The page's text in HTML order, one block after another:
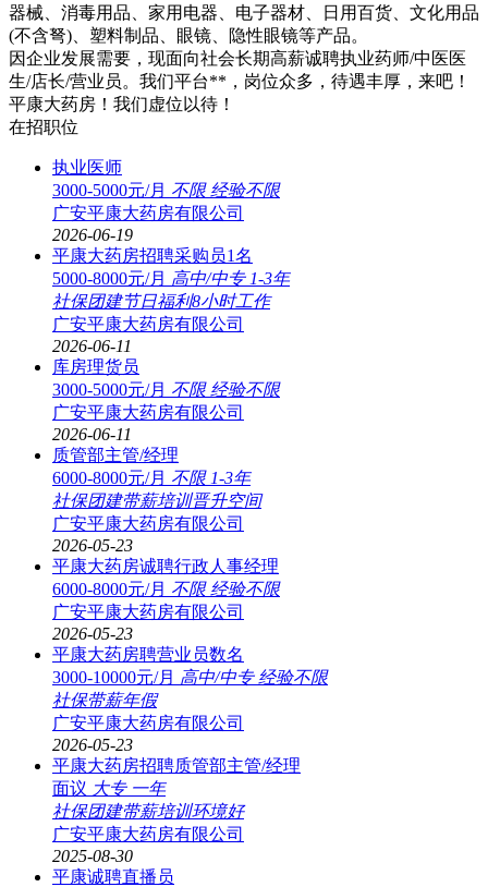
器械、消毒用品、家用电器、电子器材、日用百货、文化用品
(不含弩)、塑料制品、眼镜、隐性眼镜等产品。
因企业发展需要，现面向社会长期高薪诚聘执业药师/中医医
生/店长/营业员。我们平台**，岗位众多，待遇丰厚，来吧！
平康大药房！我们虚位以待！
在招职位
执业医师
3000-5000元/月 不限 经验不限
广安平康大药房有限公司
2026-06-19
平康大药房招聘采购员1名
5000-8000元/月 高中/中专 1-3年
社保团建节日福利8小时工作
广安平康大药房有限公司
2026-06-11
库房理货员
3000-5000元/月 不限 经验不限
广安平康大药房有限公司
2026-06-11
质管部主管/经理
6000-8000元/月 不限 1-3年
社保团建带薪培训晋升空间
广安平康大药房有限公司
2026-05-23
平康大药房诚聘行政人事经理
6000-8000元/月 不限 经验不限
广安平康大药房有限公司
2026-05-23
平康大药房聘营业员数名
3000-10000元/月 高中/中专 经验不限
社保带薪年假
广安平康大药房有限公司
2026-05-23
平康大药房招聘质管部主管/经理
面议 大专 一年
社保团建带薪培训环境好
广安平康大药房有限公司
2025-08-30
平康诚聘直播员